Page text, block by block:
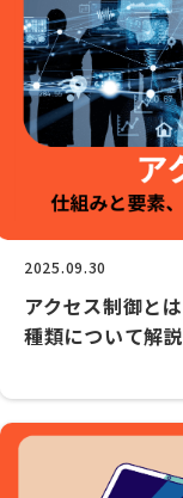
2025.09.30
アクセス制御と
種類について解説